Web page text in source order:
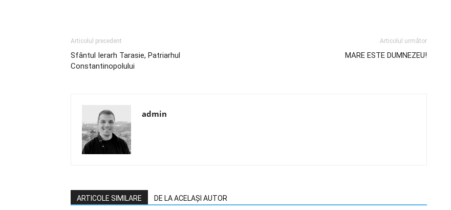
Articolul precedent
Sfântul Ierarh Tarasie, Patriarhul
Constantinopolului
Articolul următor
MARE ESTE DUMNEZEU!
admin
ARTICOLE SIMILARE DE LA ACELAȘI AUTOR